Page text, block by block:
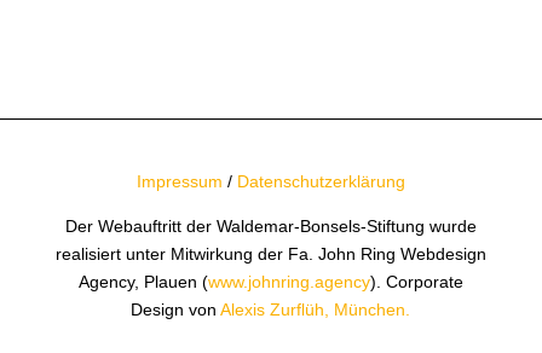
Impressum / Datenschutzerklärung
Der Webauftritt der Waldemar-Bonsels-Stiftung wurde
realisiert unter Mitwirkung der Fa. John Ring Webdesign
Agency, Plauen (www.johnring.agency). Corporate
Design von Alexis Zurflüh, München.